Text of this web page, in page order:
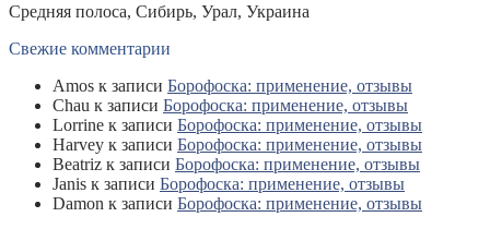
Средняя полоса, Сибирь, Урал, Украина
Свежие комментарии
Amos к записи Борофоска: применение, отзывы
Chau к записи Борофоска: применение, отзывы
Lorrine к записи Борофоска: применение, отзывы
Harvey к записи Борофоска: применение, отзывы
Beatriz к записи Борофоска: применение, отзывы
Janis к записи Борофоска: применение, отзывы
Damon к записи Борофоска: применение, отзывы